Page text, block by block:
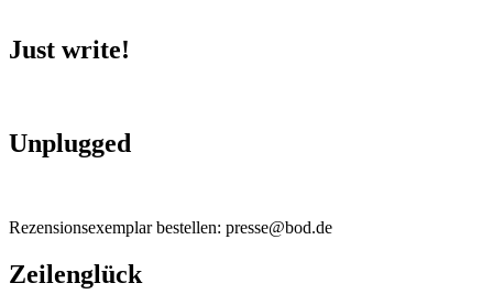
Just write!
Unplugged
Rezensionsexemplar bestellen: presse@bod.de
Zeilenglück